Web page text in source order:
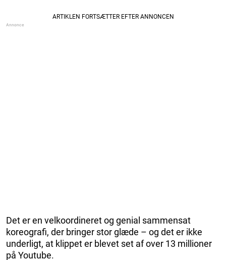
Det er en velkoordineret og genial sammensat
koreografi, der bringer stor glæde – og det er ikke
underligt, at klippet er blevet set af over 13 millioner
på Youtube.